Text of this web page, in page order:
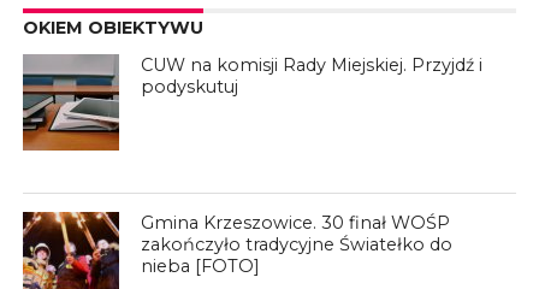
OKIEM OBIEKTYWU
CUW na komisji Rady Miejskiej. Przyjdź i
podyskutuj
Gmina Krzeszowice. 30 finał WOŚP
zakończyło tradycyjne Światełko do
nieba [FOTO]